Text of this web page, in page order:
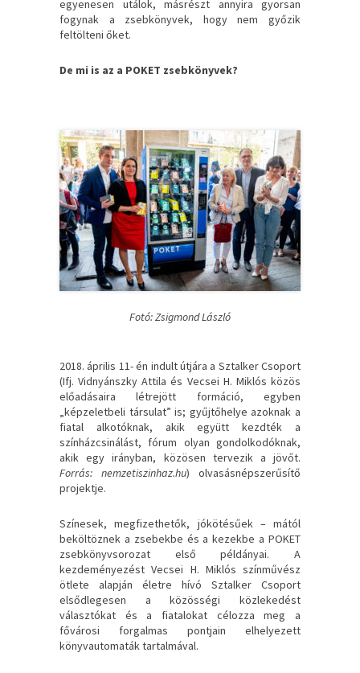
egyenesen utálok, másrészt annyira gyorsan
fogynak a zsebkönyvek, hogy nem győzik
feltölteni őket.
De mi is az a POKET zsebkönyvek?
Fotó: Zsigmond László
2018. április 11- én indult útjára a Sztalker Csoport
(Ifj. Vidnyánszky Attila és Vecsei H. Miklós közös
előadásaira létrejött formáció, egyben
„képzeletbeli társulat” is; gyűjtőhelye azoknak a
fiatal alkotóknak, akik együtt kezdték a
színházcsinálást, fórum olyan gondolkodóknak,
akik egy irányban, közösen tervezik a jövőt.
Forrás: nemzetiszinhaz.hu) olvasásnépszerűsítő
projektje.
Színesek, megfizethetők, jókötésűek – mától
beköltöznek a zsebekbe és a kezekbe a POKET
zsebkönyvsorozat első példányai. A
kezdeményezést Vecsei H. Miklós színművész
ötlete alapján életre hívó Sztalker Csoport
elsődlegesen a közösségi közlekedést
választókat és a fiatalokat célozza meg a
fővárosi forgalmas pontjain elhelyezett
könyvautomaták tartalmával.